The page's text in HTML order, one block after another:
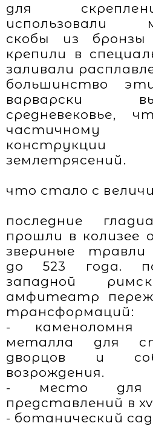
для
использовали
скобы из
крепили в
заливали
большинство
варварски
средневековье,
частичному
землетрясений.
что стало с
последние
прошли в колизее
звериные травли
до 523 года.
западной
амфитеатр
трансформаций:
-
металла для
дворцов и
возрождения.
- место для
представлений в
- ботанический сад